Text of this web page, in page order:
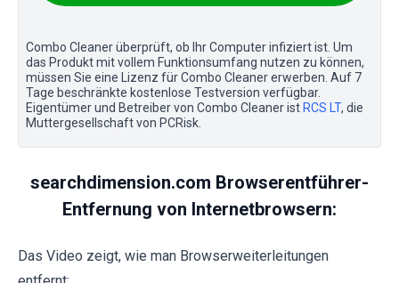
Combo Cleaner überprüft, ob Ihr Computer infiziert ist. Um
das Produkt mit vollem Funktionsumfang nutzen zu können,
müssen Sie eine Lizenz für Combo Cleaner erwerben. Auf 7
Tage beschränkte kostenlose Testversion verfügbar.
Eigentümer und Betreiber von Combo Cleaner ist RCS LT, die
Muttergesellschaft von PCRisk.
searchdimension.com Browserentführer-
Entfernung von Internetbrowsern:
Das Video zeigt, wie man Browserweiterleitungen